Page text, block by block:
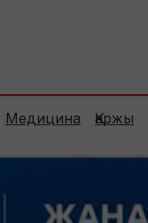
Медицина Қаржы